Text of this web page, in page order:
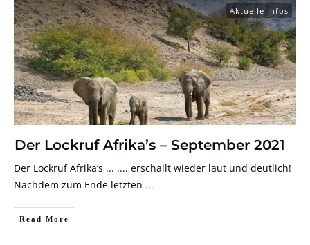
Aktuelle Infos
Der Lockruf Afrika’s – September 2021
Der Lockruf Afrika’s ... .... erschallt wieder laut und deutlich!
Nachdem zum Ende letzten ...
Read More